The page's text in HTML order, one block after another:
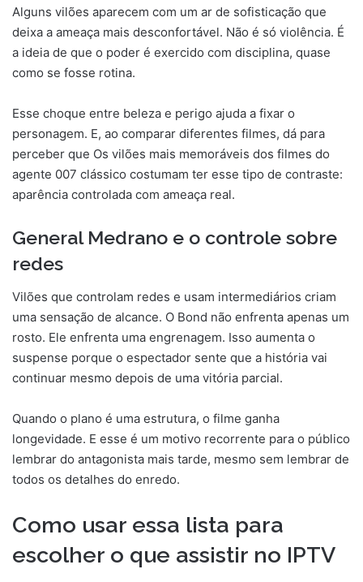
Alguns vilões aparecem com um ar de sofisticação que
deixa a ameaça mais desconfortável. Não é só violência. É
a ideia de que o poder é exercido com disciplina, quase
como se fosse rotina.
Esse choque entre beleza e perigo ajuda a fixar o
personagem. E, ao comparar diferentes filmes, dá para
perceber que Os vilões mais memoráveis dos filmes do
agente 007 clássico costumam ter esse tipo de contraste:
aparência controlada com ameaça real.
General Medrano e o controle sobre
redes
Vilões que controlam redes e usam intermediários criam
uma sensação de alcance. O Bond não enfrenta apenas um
rosto. Ele enfrenta uma engrenagem. Isso aumenta o
suspense porque o espectador sente que a história vai
continuar mesmo depois de uma vitória parcial.
Quando o plano é uma estrutura, o filme ganha
longevidade. E esse é um motivo recorrente para o público
lembrar do antagonista mais tarde, mesmo sem lembrar de
todos os detalhes do enredo.
Como usar essa lista para
escolher o que assistir no IPTV